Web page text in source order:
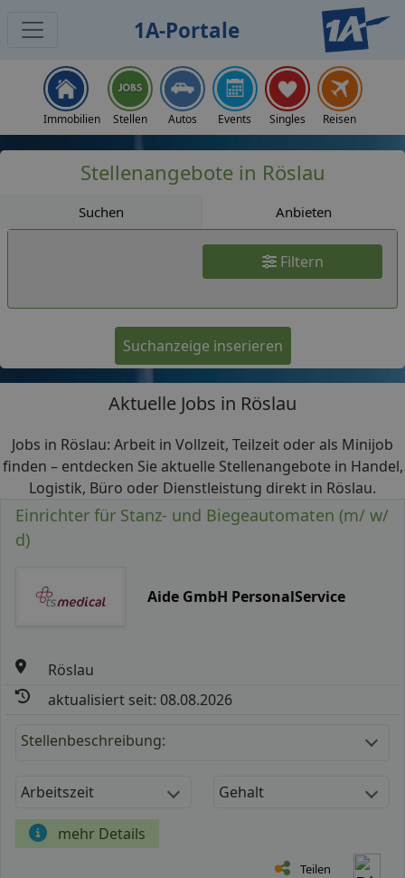
1A-Portale
Immobilien Stellen Autos Events Singles Reisen
Stellenangebote in Röslau
Suchen Anbieten
Filtern
Suchanzeige inserieren
Aktuelle Jobs in Röslau
Jobs in Röslau: Arbeit in Vollzeit, Teilzeit oder als Minijob
finden – entdecken Sie aktuelle Stellenangebote in Handel,
Logistik, Büro oder Dienstleistung direkt in Röslau.
Einrichter für Stanz- und Biegeautomaten (m/ w/
d)
Aide GmbH PersonalService
Röslau
aktualisiert seit: 08.08.2026
Stellenbeschreibung:
Arbeitszeit Gehalt
mehr Details
Teilen